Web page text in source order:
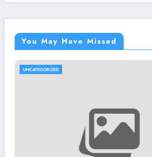
You May Have Missed
UNCATEGORIZED